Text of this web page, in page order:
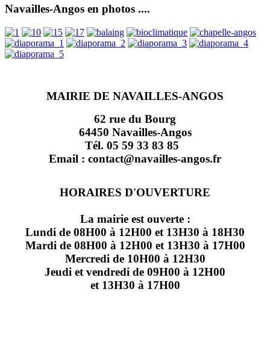
Navailles-Angos en photos ....
MAIRIE DE NAVAILLES-ANGOS
62 rue du Bourg
64450 Navailles-Angos
Tél. 05 59 33 83 85
Email : contact@navailles-angos.fr
HORAIRES D'OUVERTURE
La mairie est ouverte :
Lundi de 08H00 à 12H00 et 13H30 à 18H30
Mardi de 08H00 à 12H00 et 13H30 à 17H00
Mercredi de 10H00 à 12H30
Jeudi et vendredi de 09H00 à 12H00
et 13H30 à 17H00